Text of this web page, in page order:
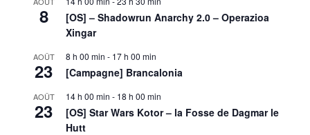
8
[OS] – Shadowrun Anarchy 2.0 – Operazioa
Xingar
AOÛT
23
8 h 00 min - 17 h 00 min
[Campagne] Brancalonia
AOÛT
23
14 h 00 min - 18 h 00 min
[OS] Star Wars Kotor – la Fosse de Dagmar le
Hutt